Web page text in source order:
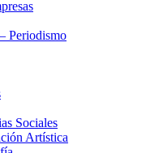
Periodismo
Sociales
Artística